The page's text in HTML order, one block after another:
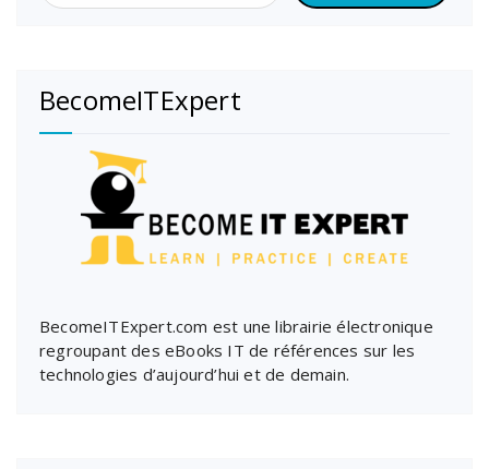
BecomeITExpert
BecomeITExpert.com est une librairie électronique
regroupant des eBooks IT de références sur les
technologies d’aujourd’hui et de demain.